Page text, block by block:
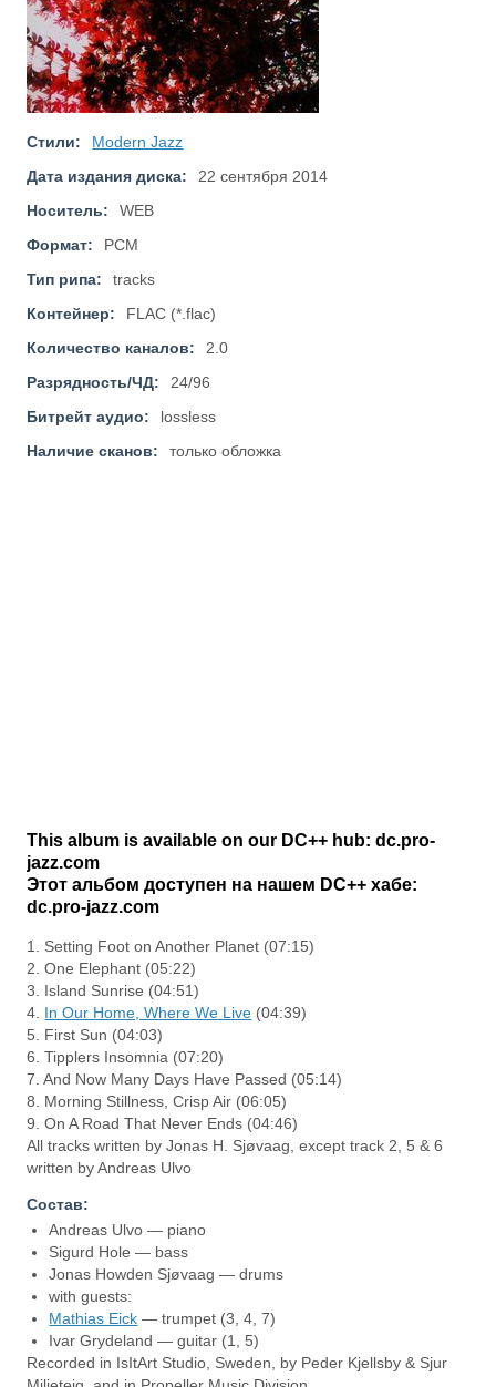
Стили:
Modern Jazz
Дата издания диска:
22 сентября 2014
Носитель:
WEB
Формат:
PCM
Тип рипа:
tracks
Контейнер:
FLAC (*.flac)
Количество каналов:
2.0
Разрядность/ЧД:
24/96
Битрейт аудио:
lossless
Наличие сканов:
только обложка
This album is available on our DC++ hub: dc.pro-
jazz.com
Этот альбом доступен на нашем DC++ хабе:
dc.pro-jazz.com
1. Setting Foot on Another Planet (07:15)
2. One Elephant (05:22)
3. Island Sunrise (04:51)
4. In Our Home, Where We Live (04:39)
5. First Sun (04:03)
6. Tipplers Insomnia (07:20)
7. And Now Many Days Have Passed (05:14)
8. Morning Stillness, Crisp Air (06:05)
9. On A Road That Never Ends (04:46)
All tracks written by Jonas H. Sjøvaag, except track 2, 5 & 6
written by Andreas Ulvo
Состав:
Andreas Ulvo — piano
Sigurd Hole — bass
Jonas Howden Sjøvaag — drums
with guests:
Mathias Eick — trumpet (3, 4, 7)
Ivar Grydeland — guitar (1, 5)
Recorded in IsItArt Studio, Sweden, by Peder Kjellsby & Sjur